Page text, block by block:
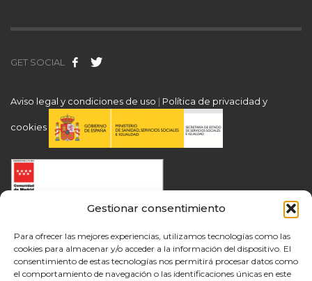
Gestionar consentimiento
Para ofrecer las mejores experiencias, utilizamos tecnologías como las
cookies para almacenar y/o acceder a la información del dispositivo. El
consentimiento de estas tecnologías nos permitirá procesar datos como
el comportamiento de navegación o las identificaciones únicas en este
GET SOCIAL
Aviso legal y condiciones de uso | Política de privacidad y
cookies